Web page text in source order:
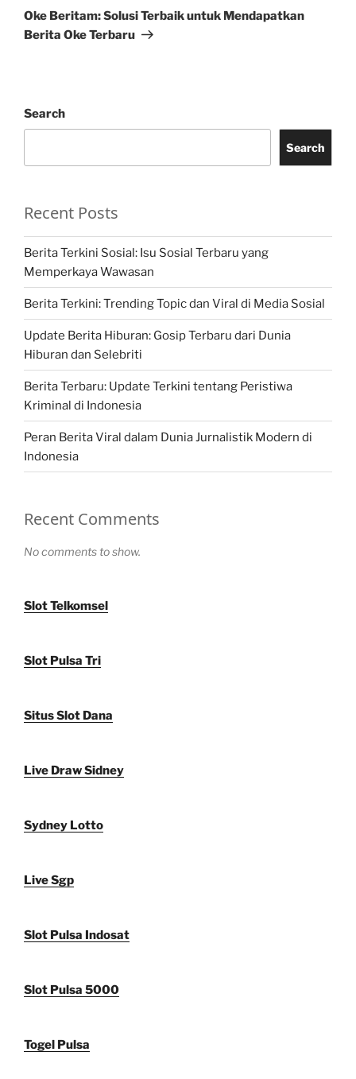
Post
Oke Beritam: Solusi Terbaik untuk Mendapatkan
Berita Oke Terbaru
Search
Search
Recent Posts
Berita Terkini Sosial: Isu Sosial Terbaru yang
Memperkaya Wawasan
Berita Terkini: Trending Topic dan Viral di Media Sosial
Update Berita Hiburan: Gosip Terbaru dari Dunia
Hiburan dan Selebriti
Berita Terbaru: Update Terkini tentang Peristiwa
Kriminal di Indonesia
Peran Berita Viral dalam Dunia Jurnalistik Modern di
Indonesia
Recent Comments
No comments to show.
Slot Telkomsel
Slot Pulsa Tri
Situs Slot Dana
Live Draw Sidney
Sydney Lotto
Live Sgp
Slot Pulsa Indosat
Slot Pulsa 5000
Togel Pulsa